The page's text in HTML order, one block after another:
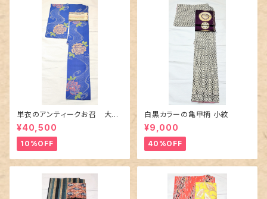
単衣のアンティークお召 大輪
の薔薇柄柄
¥40,500
10%OFF
白黒カラーの亀甲柄 小紋
¥9,000
40%OFF